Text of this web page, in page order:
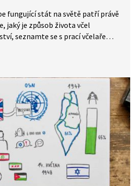
fungující stát na světě patří právě
jaký je způsob života včel
seznamte se s prací včelaře